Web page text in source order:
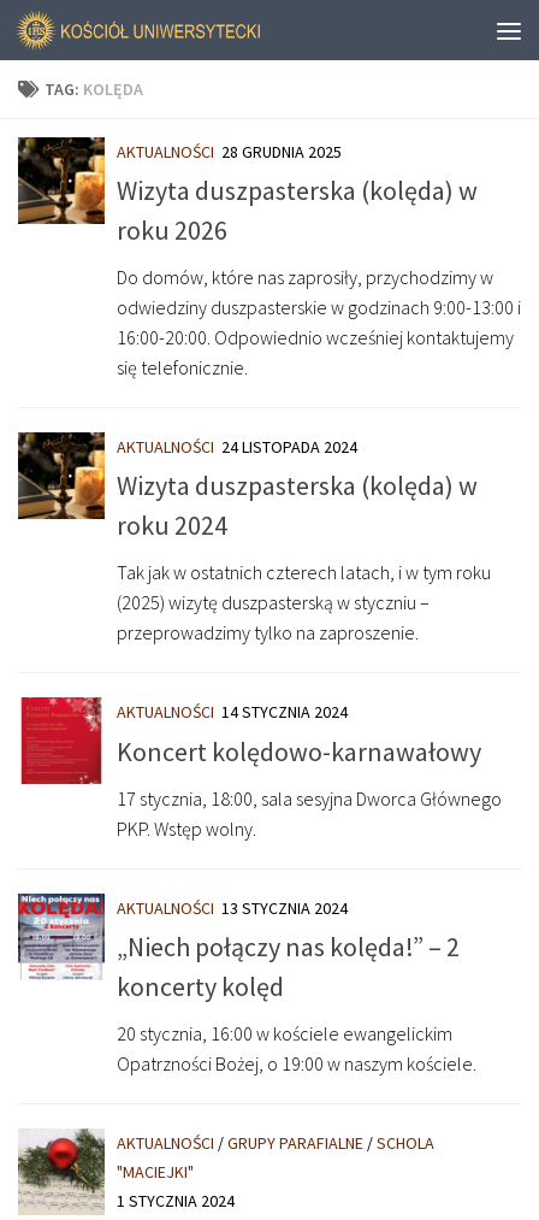
TAG: KOLĘDA
AKTUALNOŚCI 28 GRUDNIA 2025
Wizyta duszpasterska (kolęda) w
roku 2026
Do domów, które nas zaprosiły, przychodzimy w
odwiedziny duszpasterskie w godzinach 9:00-13:00 i
16:00-20:00. Odpowiednio wcześniej kontaktujemy
się telefonicznie.
AKTUALNOŚCI 24 LISTOPADA 2024
Wizyta duszpasterska (kolęda) w
roku 2024
Tak jak w ostatnich czterech latach, i w tym roku
(2025) wizytę duszpasterską w styczniu –
przeprowadzimy tylko na zaproszenie.
AKTUALNOŚCI 14 STYCZNIA 2024
Koncert kolędowo-karnawałowy
17 stycznia, 18:00, sala sesyjna Dworca Głównego
PKP. Wstęp wolny.
AKTUALNOŚCI 13 STYCZNIA 2024
„Niech połączy nas kolęda!” – 2
koncerty kolęd
20 stycznia, 16:00 w kościele ewangelickim
Opatrzności Bożej, o 19:00 w naszym kościele.
AKTUALNOŚCI /GRUPY PARAFIALNE /SCHOLA
"MACIEJKI"
1 STYCZNIA 2024